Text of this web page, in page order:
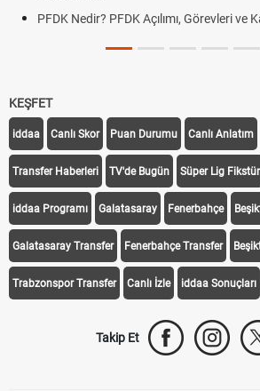
PFDK Nedir? PFDK Açılımı, Görevleri ve
KEŞFET
iddaa Canlı Skor Puan Durumu Canlı Anlatım
Transfer Haberleri TV'de Bugün Süper Lig Fikstür
iddaa Programı Galatasaray Fenerbahçe
Galatasaray Transfer Fenerbahçe Transfer
Trabzonspor Transfer Canlı İzle iddaa Sonuçları
Takip Et